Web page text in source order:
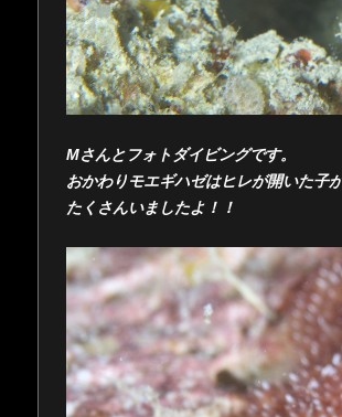
Mさんとフォトダイビングです。
おかわりモエギハゼはヒレが開いた子
たくさんいましたよ！！